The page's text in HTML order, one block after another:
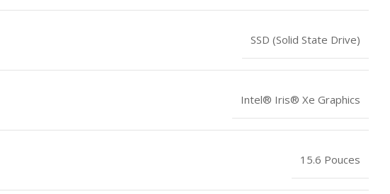
SSD (Solid State Drive)
Intel® Iris® Xe Graphics
15.6 Pouces